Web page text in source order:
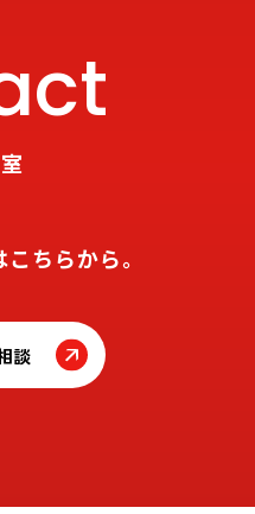
ちらから。
談